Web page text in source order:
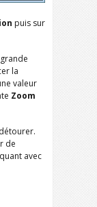
puis sur
la
valeur
Zoom
de
avec